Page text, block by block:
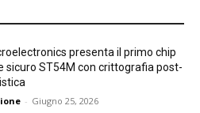
presenta il primo chip
sicuro ST54M con crittografia post-
- Giugno 25, 2026